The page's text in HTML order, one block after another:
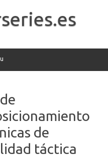
de
táctica